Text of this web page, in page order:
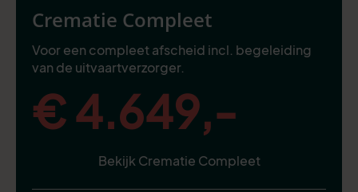
Crematie Compleet
Voor een compleet afscheid incl. begeleiding
van de uitvaartverzorger.
€ 4.649,-
Bekijk Crematie Compleet